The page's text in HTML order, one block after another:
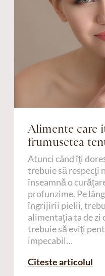
Alimente care
frumusetea
Atunci când îţi
trebuie să respecţi
înseamnă o
profunzime. Pe
îngrijirii pielii,
alimentaţia ta de zi
trebuie să eviţi
impecabil…
Citeste articolul